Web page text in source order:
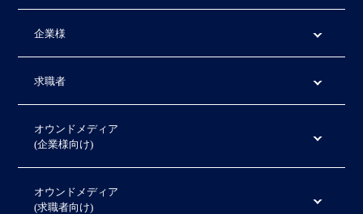
企業様
求職者
オウンドメディア
(企業様向け)
オウンドメディア
(求職者向け)